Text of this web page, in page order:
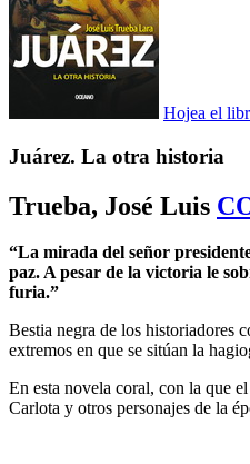
Hojea el
Juárez. La otra historia
Trueba, José Luis
“La mirada del señor
paz. A pesar de la victoria le
furia.”
Bestia negra de los historiadores
extremos en que se sitúan la
En esta novela coral, con la que
Carlota y otros personajes de la